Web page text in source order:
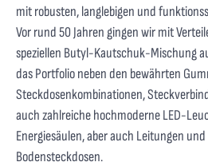
mit robusten, langlebigen und
Vor rund 50 Jahren gingen wir mit
speziellen Butyl-Kautschuk-Mischung
das Portfolio neben den bewährten
Steckdosenkombinationen,
auch zahlreiche hochmoderne LED-
Energiesäulen, aber auch Leitungen
Bodensteckdosen.